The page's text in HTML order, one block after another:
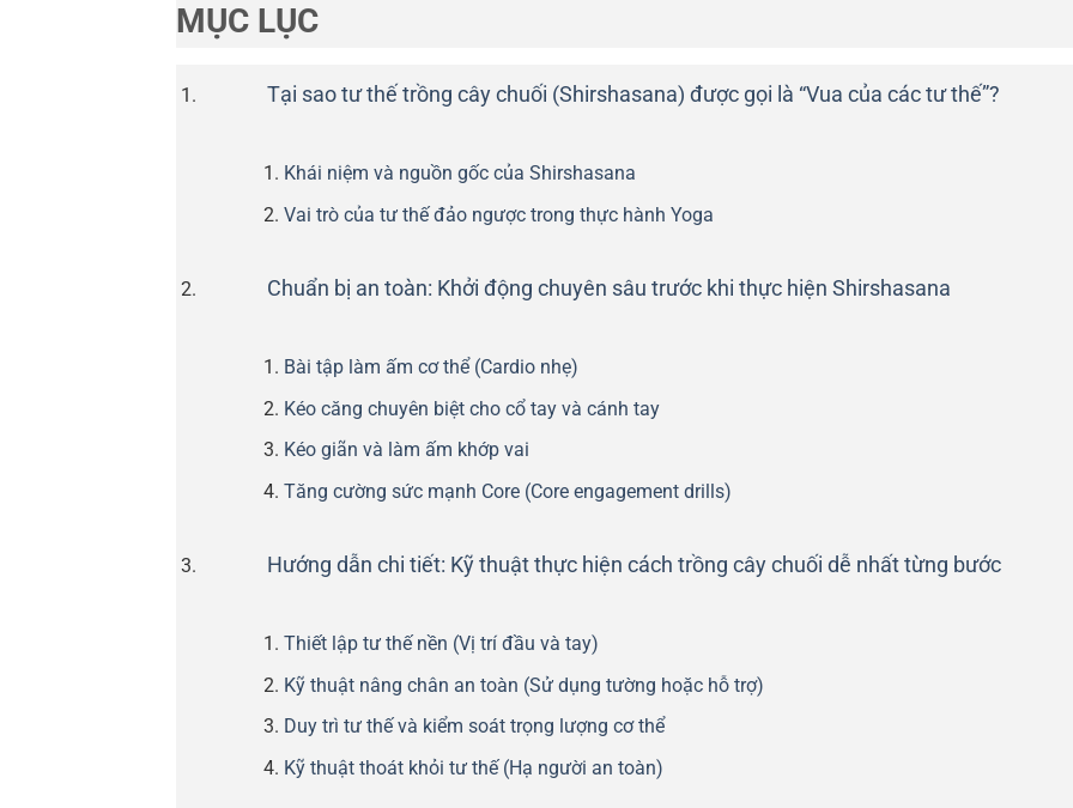
MỤC LỤC
Tại sao tư thế trồng cây chuối (Shirshasana) được gọi là “Vua của các tư thế”?
Khái niệm và nguồn gốc của Shirshasana
Vai trò của tư thế đảo ngược trong thực hành Yoga
Chuẩn bị an toàn: Khởi động chuyên sâu trước khi thực hiện Shirshasana
Bài tập làm ấm cơ thể (Cardio nhẹ)
Kéo căng chuyên biệt cho cổ tay và cánh tay
Kéo giãn và làm ấm khớp vai
Tăng cường sức mạnh Core (Core engagement drills)
Hướng dẫn chi tiết: Kỹ thuật thực hiện cách trồng cây chuối dễ nhất từng bước
Thiết lập tư thế nền (Vị trí đầu và tay)
Kỹ thuật nâng chân an toàn (Sử dụng tường hoặc hỗ trợ)
Duy trì tư thế và kiểm soát trọng lượng cơ thể
Kỹ thuật thoát khỏi tư thế (Hạ người an toàn)